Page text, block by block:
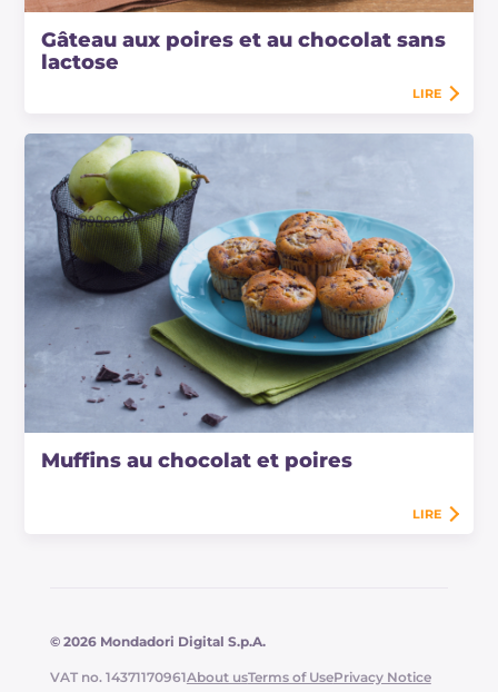
Gâteau aux poires et au chocolat sans
lactose
LIRE
Muffins au chocolat et poires
LIRE
© 2026 Mondadori Digital S.p.A.
VAT no. 14371170961About usTerms of UsePrivacy Notice